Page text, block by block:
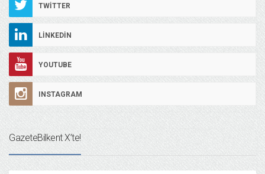
TWITTER
LINKEDIN
YOUTUBE
INSTAGRAM
GazeteBilkent X’te!